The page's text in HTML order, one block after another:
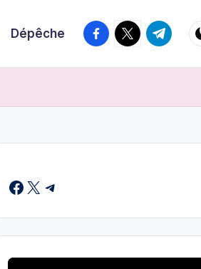
Dépêche Facebook
TwitterTelegram
Facebook
X Telegram